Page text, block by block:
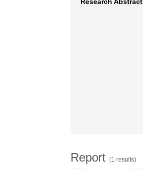
Report (1 results)